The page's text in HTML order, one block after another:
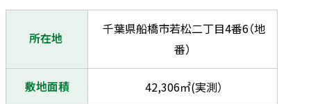
所在地
千葉県船橋市若松二丁目4番6（地
番）
敷地面積 42,306㎡(実測）